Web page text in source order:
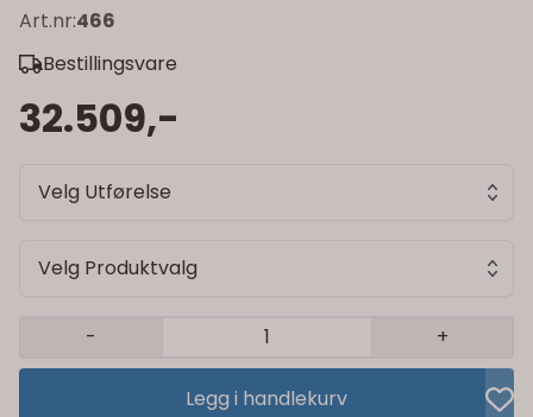
Art.nr:466
Bestillingsvare
32.509,-
Velg Utførelse
Velg Produktvalg
- +
Legg i handlekurv